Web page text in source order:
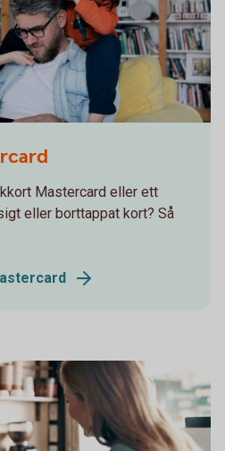
Mastercard eller ett
eller borttappat kort? Så